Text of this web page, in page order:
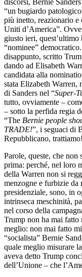
“un bugiardo
più inetto, reazionario e
Uniti d’America”.
giusto ieri, quest’ultimo
“nominee”
disappunto, scritto
dando ad Elisabeth
candidata alla
stata Elizabeth Warren,
di Sanders nel “Super-
tutto, ovviamente –
– sotto la perfida regia
“The Bernie people
TRADE!”, i seguaci di
Repubblicano,
Parole, queste, che
prima: perché, nel loro
della Warren non si
menzogne e furbizie da
presidenziale, sono, in
intrinseca meschinità,
nel corso della
Trump non ha mai fatto
meglio: non mai fatto
“socialista” Bernie
quale meglio misurare
aveva detto Trump
dell’Unione – che